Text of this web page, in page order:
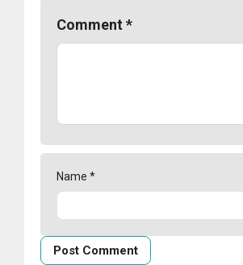
Comment *
Name *